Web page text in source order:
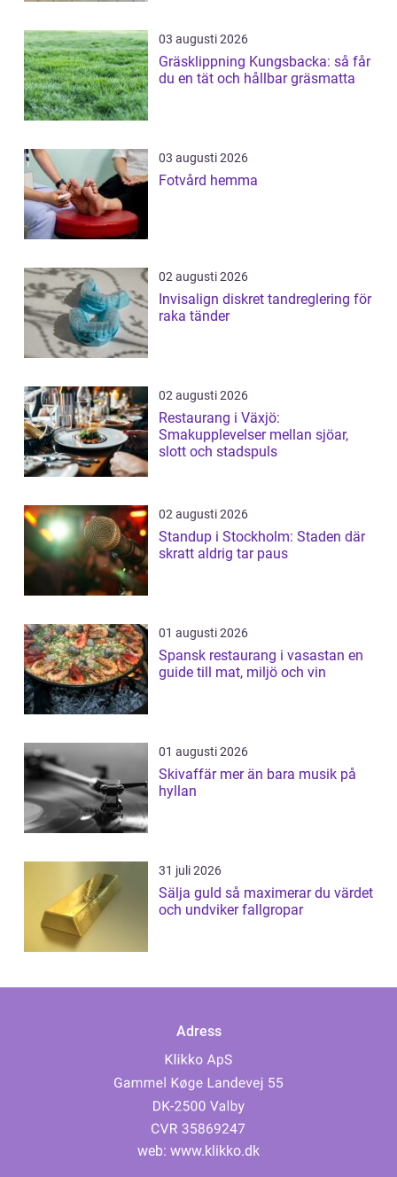
03 augusti 2026
Gräsklippning Kungsbacka: så får
du en tät och hållbar gräsmatta
03 augusti 2026
Fotvård hemma
02 augusti 2026
Invisalign diskret tandreglering för
raka tänder
02 augusti 2026
Restaurang i Växjö:
Smakupplevelser mellan sjöar,
slott och stadspuls
02 augusti 2026
Standup i Stockholm: Staden där
skratt aldrig tar paus
01 augusti 2026
Spansk restaurang i vasastan en
guide till mat, miljö och vin
01 augusti 2026
Skivaffär mer än bara musik på
hyllan
31 juli 2026
Sälja guld så maximerar du värdet
och undviker fallgropar
Adress
web: www.klikko.dk